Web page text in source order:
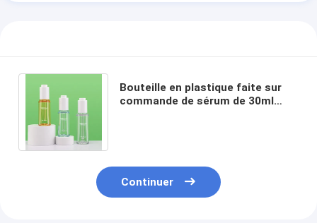
Bouteille en plastique faite sur
commande de sérum de 30ml
Continuer